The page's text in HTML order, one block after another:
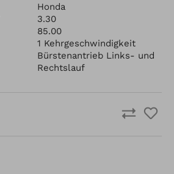
Honda
3.30
85.00
1 Kehrgeschwindigkeit
Bürstenantrieb Links- und
Rechtslauf